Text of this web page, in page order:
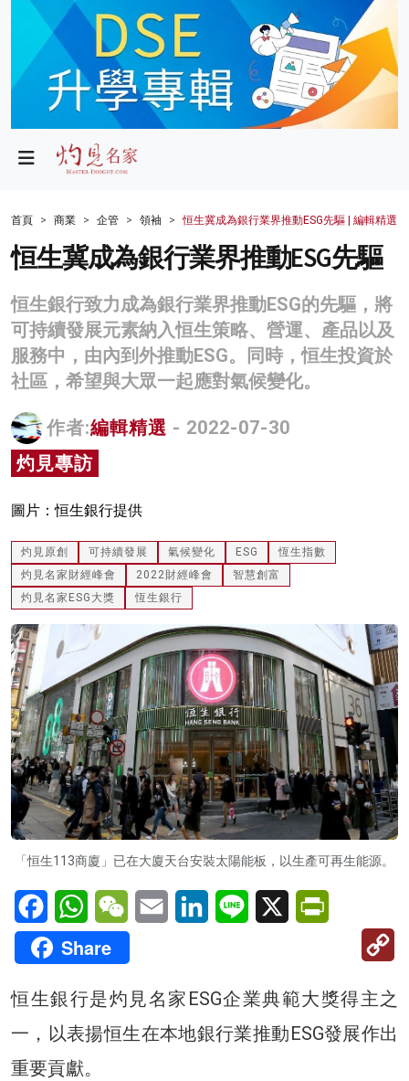
政局
財經
生活
商業
科技
名家榜
灼見活動
關於我們
首頁 商業 企管 領袖 恒生冀成為銀行業界推動ESG先驅 | 編輯精選
恒生冀成為銀行業界推動ESG先驅
恒生銀行致力成為銀行業界推動ESG的先驅，將
可持續發展元素納入恒生策略、營運、產品以及
服務中，由內到外推動ESG。同時，恒生投資於
社區，希望與大眾一起應對氣候變化。
作者:編輯精選 - 2022-07-30
灼見專訪
圖片：恒生銀行提供
灼見原創 可持續發展 氣候變化 ESG
恆生指數
灼見名家財經峰會
2022財經峰會
智慧創富
灼見名家ESG大獎
恆生銀行
「恒生113商廈」已在大廈天台安裝太陽能板，以生產可再生能源。
FacebookWhatsAppWeChatEmail LinkedInLine X
Share
恒生銀行是灼見名家ESG企業典範大獎得主之
一，以表揚恒生在本地銀行業推動ESG發展作出
重要貢獻。